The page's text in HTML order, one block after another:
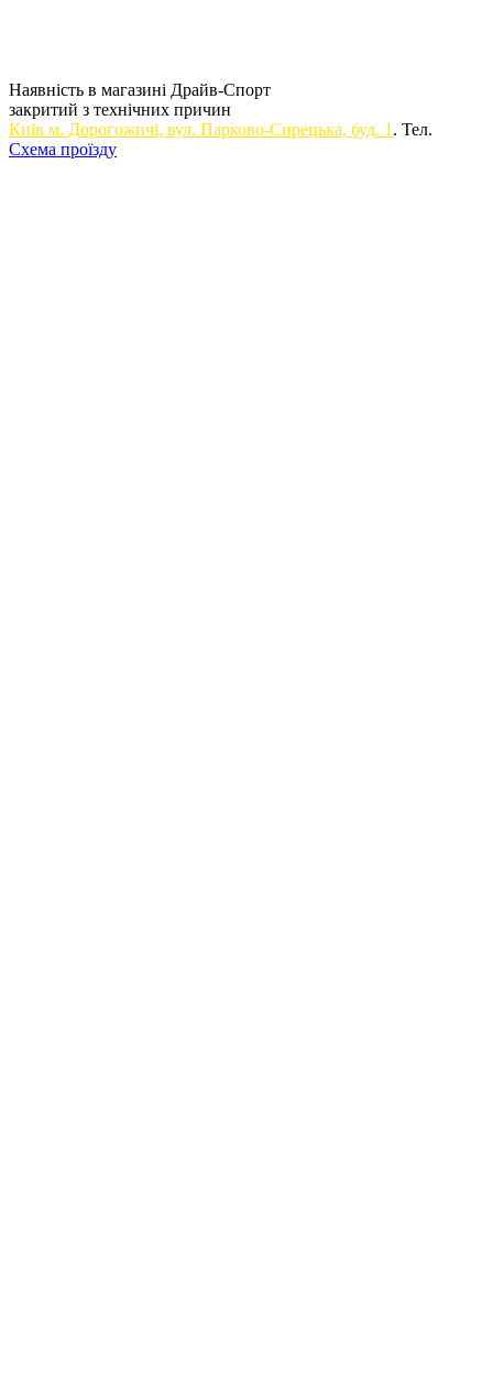
Наявність в магазині Драйв-Спорт
закритий з технічних причин
Київ м. Дорогожичi, вул. Парково-Сирецька, буд. 1 . Тел.
Схема проїзду